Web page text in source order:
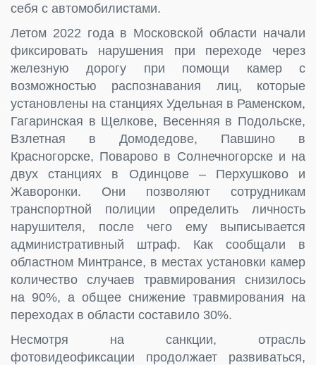
себя с автомобилистами.
Летом 2022 года в Московской области начали
фиксировать нарушения при переходе через
железную дорогу при помощи камер с
возможностью распознавания лиц, которые
установлены на станциях Удельная в Раменском,
Гагаринская в Щелкове, Весенняя в Подольске,
Взлетная в Домодедове, Павшино в
Красногорске, Поварово в Солнечногорске и на
двух станциях в Одинцове – Перхушково и
Жаворонки. Они позволяют сотрудникам
транспортной полиции определить личность
нарушителя, после чего ему выписывается
административный штраф. Как сообщали в
областном Минтрансе, в местах установки камер
количество случаев травмирования снизилось
на 90%, а общее снижение травмирования на
переходах в области составило 30%.
Несмотря на санкции, отрасль
фотовидеофиксации продолжает развиваться,